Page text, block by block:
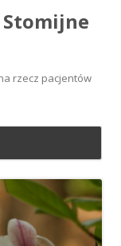
rzecz pacjentów